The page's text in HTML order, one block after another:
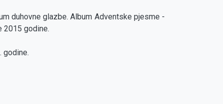
duhovne glazbe. Album Adventske pjesme -
2015 godine.
godine.